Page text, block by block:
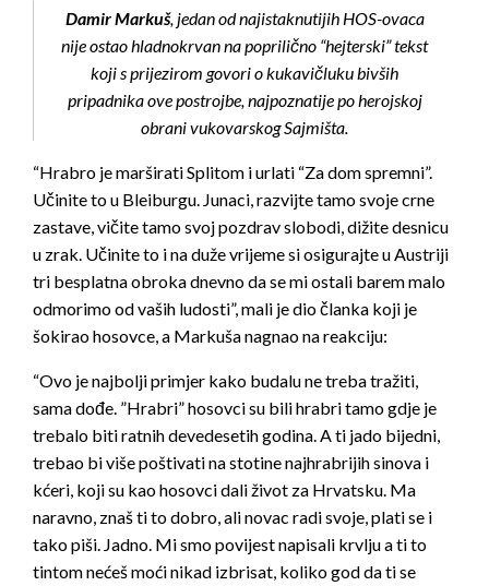
Damir Markuš, jedan od najistaknutijih HOS-ovaca
nije ostao hladnokrvan na poprilično “hejterski” tekst
koji s prijezirom govori o kukavičluku bivših
pripadnika ove postrojbe, najpoznatije po herojskoj
obrani vukovarskog Sajmišta.
“Hrabro je marširati Splitom i urlati “Za dom spremni”.
Učinite to u Bleiburgu. Junaci, razvijte tamo svoje crne
zastave, vičite tamo svoj pozdrav slobodi, dižite desnicu
u zrak. Učinite to i na duže vrijeme si osigurajte u Austriji
tri besplatna obroka dnevno da se mi ostali barem malo
odmorimo od vaših ludosti”, mali je dio članka koji je
šokirao hosovce, a Markuša nagnao na reakciju:
“Ovo je najbolji primjer kako budalu ne treba tražiti,
sama dođe. ”Hrabri” hosovci su bili hrabri tamo gdje je
trebalo biti ratnih devedesetih godina. A ti jado bijedni,
trebao bi više poštivati na stotine najhrabrijih sinova i
kćeri, koji su kao hosovci dali život za Hrvatsku. Ma
naravno, znaš ti to dobro, ali novac radi svoje, plati se i
tako piši. Jadno. Mi smo povijest napisali krvlju a ti to
tintom nećeš moći nikad izbrisat, koliko god da ti se